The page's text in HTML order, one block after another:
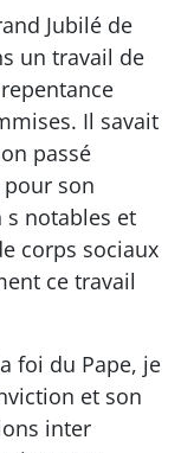
Jubilé de
un travail de
Il savait
passé
pour son
s notables et
corps sociaux
ce travail
foi du Pape, je
et son
inter